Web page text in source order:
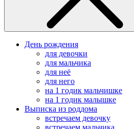
День рождения
для девочки
для мальчика
для неё
для него
на 1 годик мальчишке
на 1 годик малышке
Выписка из роддома
встречаем девочку